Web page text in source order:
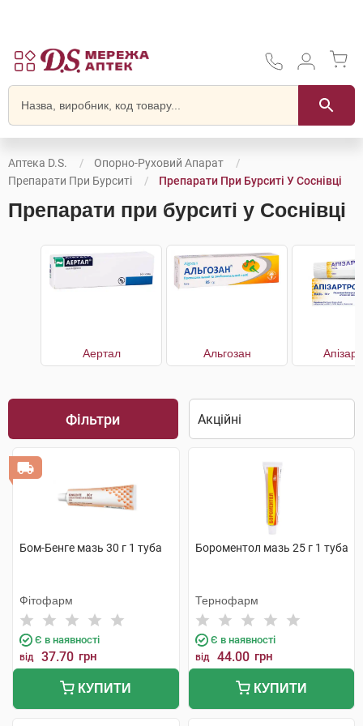
Аптека D.S.
Опорно-Руховий Апарат
Препарати При Бурситі
Препарати При Бурситі У Соснівці
Препарати при бурситі у Соснівці
Аертал Альгозан
Фільтри
Бом-Бенге мазь 30 г 1 туба
Фітофарм
Є в наявності
від 37.70 грн
КУПИТИ
Бороментол мазь 25 г 1 туба
Тернофарм
Є в наявності
від 44.00 грн
КУПИТИ